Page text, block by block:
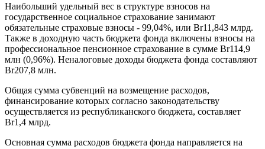
Наибольший удельный вес в структуре взносов на
государственное социальное страхование занимают
обязательные страховые взносы - 99,04%, или Br11,843 млрд.
Также в доходную часть бюджета фонда включены взносы на
профессиональное пенсионное страхование в сумме Br114,9
млн (0,96%). Неналоговые доходы бюджета фонда составляют
Br207,8 млн.
Общая сумма субвенций на возмещение расходов,
финансирование которых согласно законодательству
осуществляется из республиканского бюджета, составляет
Br1,4 млрд.
Основная сумма расходов бюджета фонда направляется на